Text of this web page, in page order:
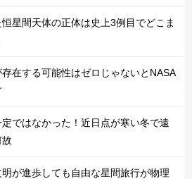
星間天体の正体は史上3例目でどこま
在する可能性はゼロじゃないとNASA
ではなかった！近日点が寒い冬で遠
が進歩しても自由な星間旅行が物理